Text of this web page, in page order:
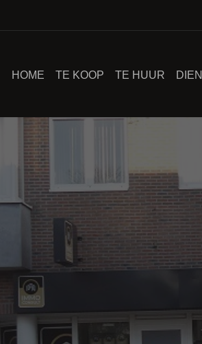
HOME TE KOOP TE HUUR